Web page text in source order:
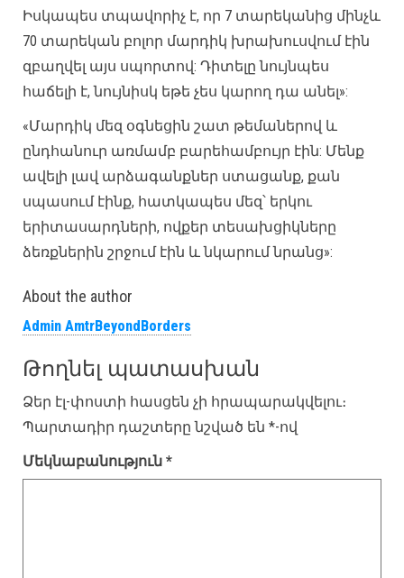
Իսկապես տպավորիչ է, որ 7 տարեկանից մինչև
70 տարեկան բոլոր մարդիկ խրախուսվում էին
զբաղվել այս սպորտով: Դիտելը նույնպես
հաճելի է, նույնիսկ եթե չես կարող դա անել»:
«Մարդիկ մեզ օգնեցին շատ թեմաներով և
ընդհանուր առմամբ բարեհամբույր էին: Մենք
ավելի լավ արձագանքներ ստացանք, քան
սպասում էինք, հատկապես մեզ՝ երկու
երիտասարդների, ովքեր տեսախցիկները
ձեռքներին շրջում էին և նկարում նրանց»:
About the author
Admin AmtrBeyondBorders
Թողնել պատասխան
Ձեր էլ-փոստի հասցեն չի հրապարակվելու։
Պարտադիր դաշտերը նշված են *-ով
Մեկնաբանություն *